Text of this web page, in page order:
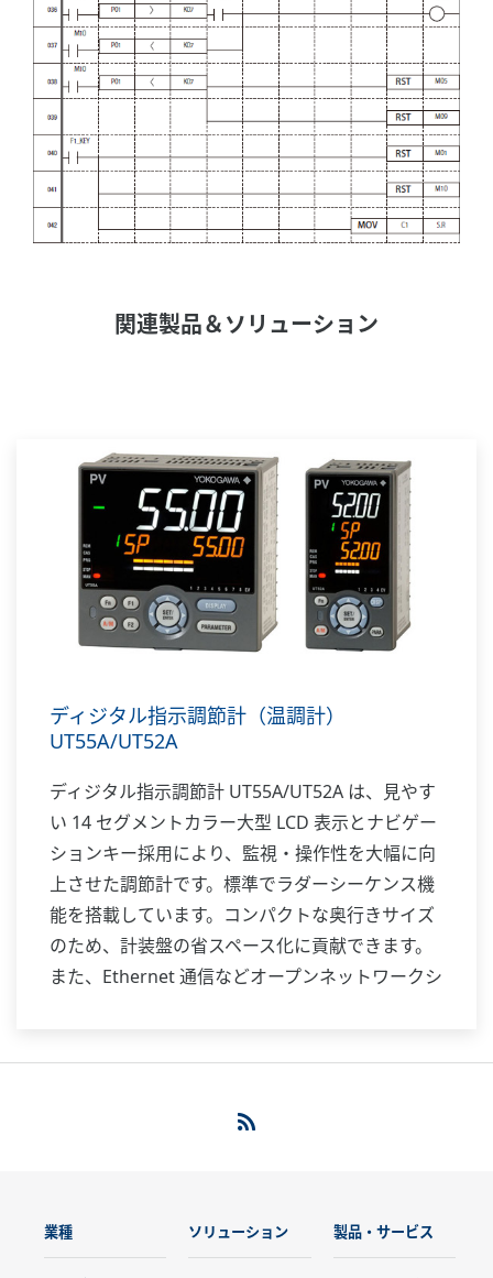
関連製品＆ソリューション
ディジタル指示調節計（温調計）
UT55A/UT52A
ディジタル指示調節計 UT55A/UT52A は、見やす
い 14 セグメントカラー大型 LCD 表示とナビゲー
ションキー採用により、監視・操作性を大幅に向
上させた調節計です。標準でラダーシーケンス機
能を搭載しています。コンパクトな奥行きサイズ
のため、計装盤の省スペース化に貢献できます。
また、Ethernet 通信などオープンネットワークシ
業種 ソリューション 製品・サービス